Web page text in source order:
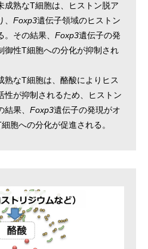
成熟なT細胞は、ヒストン脱ア
Foxp3遺伝子領域のヒストン
その結果、 Foxp3遺伝子の発
御性T細胞への分化が抑制され
熟なT細胞は、酪酸によりヒス
性が抑制されるため、ヒストン
果、 Foxp3遺伝子の発現がオ
胞への分化が促進される。